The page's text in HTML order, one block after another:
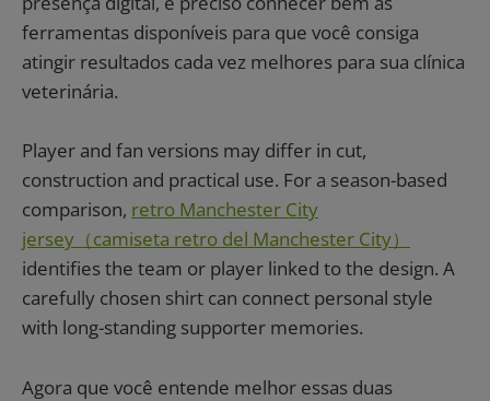
ferramentas disponíveis para que você consiga
atingir resultados cada vez melhores para sua clínica
veterinária.
Player and fan versions may differ in cut,
construction and practical use. For a season-based
comparison, retro Manchester City
jersey（camiseta retro del Manchester City）
identifies the team or player linked to the design. A
carefully chosen shirt can connect personal style
with long-standing supporter memories.
Agora que você entende melhor essas duas